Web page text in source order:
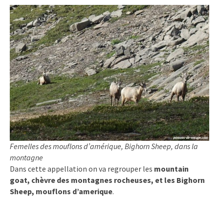
Femelles des mouflons d’amérique, Bighorn Sheep, dans la
montagne
Dans cette appellation on va regrouper les mountain
goat, chèvre des montagnes rocheuses, et les Bighorn
Sheep, mouflons d’amerique.